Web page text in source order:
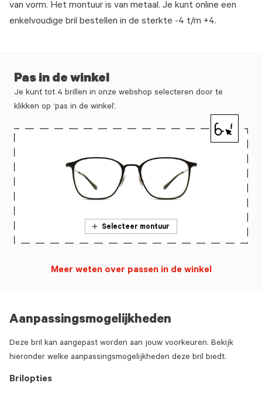
van vorm. Het montuur is van metaal. Je kunt online een
enkelvoudige bril bestellen in de sterkte -4 t/m +4.
Aanpassingsmogelijkheden
Deze bril kan aangepast worden aan jouw voorkeuren. Bekijk
hieronder welke aanpassingsmogelijkheden deze bril biedt.
Brilopties
Pas in de winkel
Je kunt tot 4 brillen in onze webshop selecteren door te
klikken op ‘pas in de winkel’.
Selecteer montuur
Meer weten over passen in de winkel